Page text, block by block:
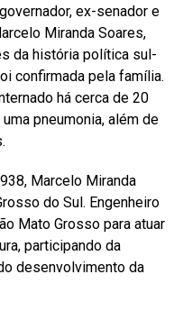
ex-senador e
Miranda Soares,
da história política sul-
confirmada pela família.
há cerca de 20
pneumonia, além de
Marcelo Miranda
do Sul. Engenheiro
Mato Grosso para atuar
participando da
desenvolvimento da